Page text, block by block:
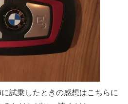
試乗したときの感想はこちらに